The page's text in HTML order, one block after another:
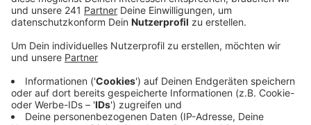
Veröffentlicht:Donnerstag, 26.02.2026 07:18
Anzeige
Am Mittwoch ist auch offiziell der Startschuss für ein
weiteres Ausbau-Projekt gefallen. Die Firma Hochtief